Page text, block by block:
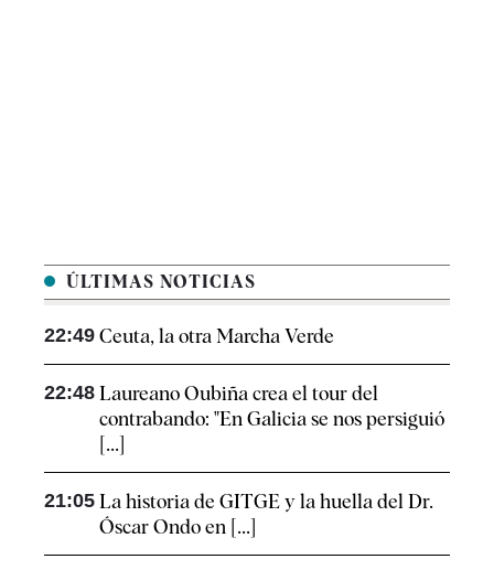
ÚLTIMAS NOTICIAS
22:49 Ceuta, la otra Marcha Verde
22:48 Laureano Oubiña crea el tour del
contrabando: "En Galicia se nos persiguió
[...]
21:05 La historia de GITGE y la huella del Dr.
Óscar Ondo en [...]